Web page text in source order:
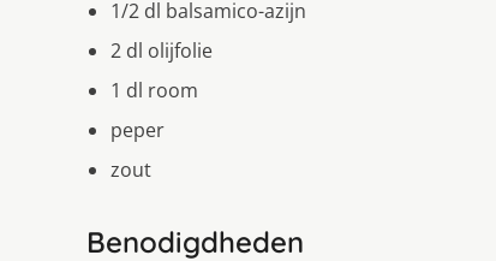
1/2 dl balsamico-azijn
2 dl olijfolie
1 dl room
peper
zout
Benodigdheden